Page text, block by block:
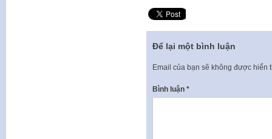
Để lại một bình luận
Email của bạn sẽ không được hiển
Bình luận *